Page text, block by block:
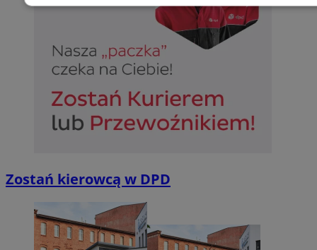
Zostań kierowcą w DPD
Niezbędne Wydajność
Niezbędne pliki cookie umożliwiają korzystanie z podstawowych
takich jak logowanie użytkownika i zarządzanie kontem. Bez
można prawidłowo korzystać ze strony internetowej.
Nazwa
Provider
Domena